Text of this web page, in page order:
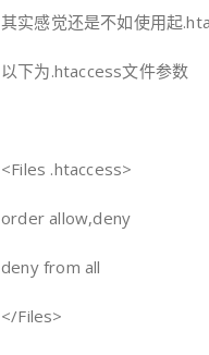
其实感觉还是不如使用起
以下为.htaccess文件参数
<Files .htaccess>
order allow,deny
deny from all
</Files>